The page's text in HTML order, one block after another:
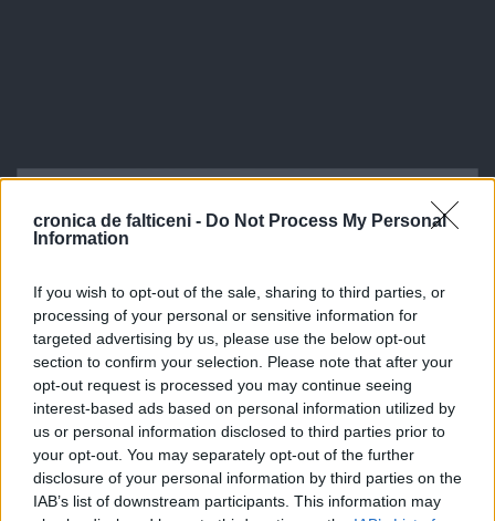
cronica de falticeni - Do Not Process My Personal
Information
If you wish to opt-out of the sale, sharing to third parties, or
processing of your personal or sensitive information for
targeted advertising by us, please use the below opt-out
section to confirm your selection. Please note that after your
opt-out request is processed you may continue seeing
interest-based ads based on personal information utilized by
us or personal information disclosed to third parties prior to
your opt-out. You may separately opt-out of the further
disclosure of your personal information by third parties on the
IAB’s list of downstream participants. This information may